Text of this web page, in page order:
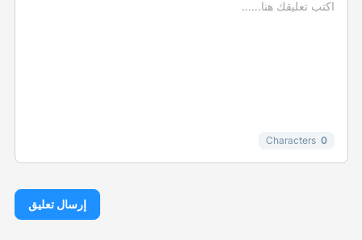
-
0
Characters
إرسال تعليق